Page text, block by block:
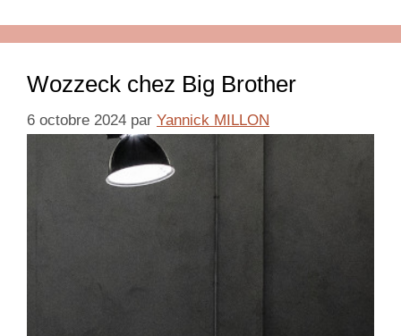
Wozzeck chez Big Brother
6 octobre 2024 par Yannick MILLON